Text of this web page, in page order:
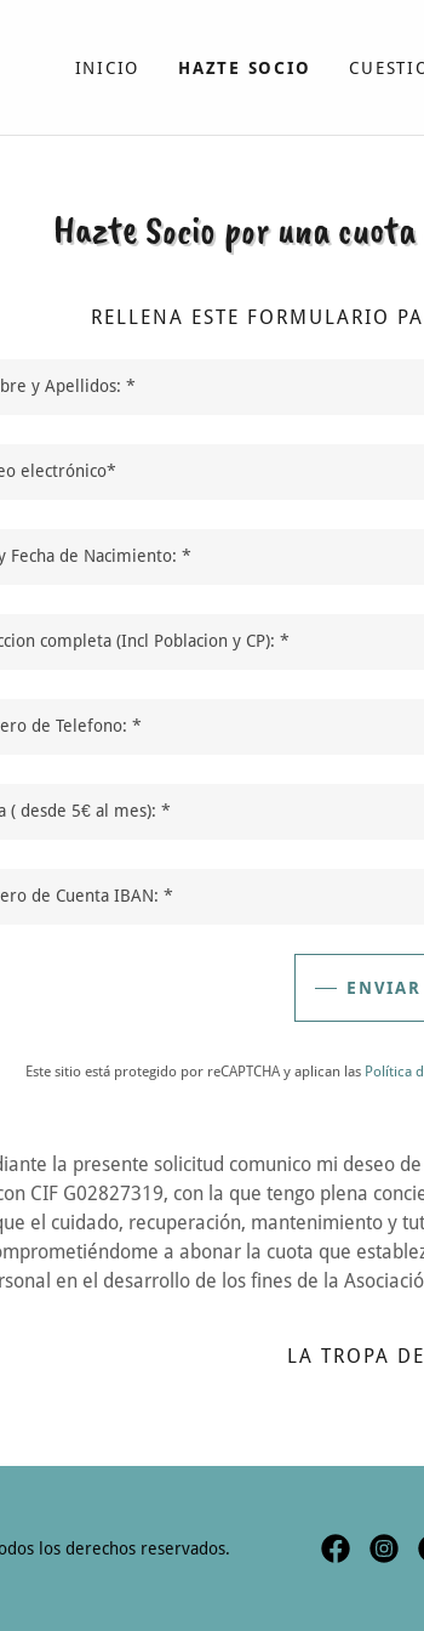
INICIO HAZTE SOCIO
Hazte Socio por una
RELLENA ESTE FORMULARIO
y Apellidos: *
electrónico*
Fecha de Nacimiento: *
completa (Incl Poblacion y CP): *
de Telefono: *
( desde 5€ al mes): *
de Cuenta IBAN: *
ENVIAR
Este sitio está protegido por reCAPTCHA y aplican las Política
la presente solicitud comunico mi deseo
CIF G02827319, con la que tengo plena
el cuidado, recuperación, mantenimiento y
a abonar la cuota que
en el desarrollo de los fines de la
LA TROPA
los derechos reservados.